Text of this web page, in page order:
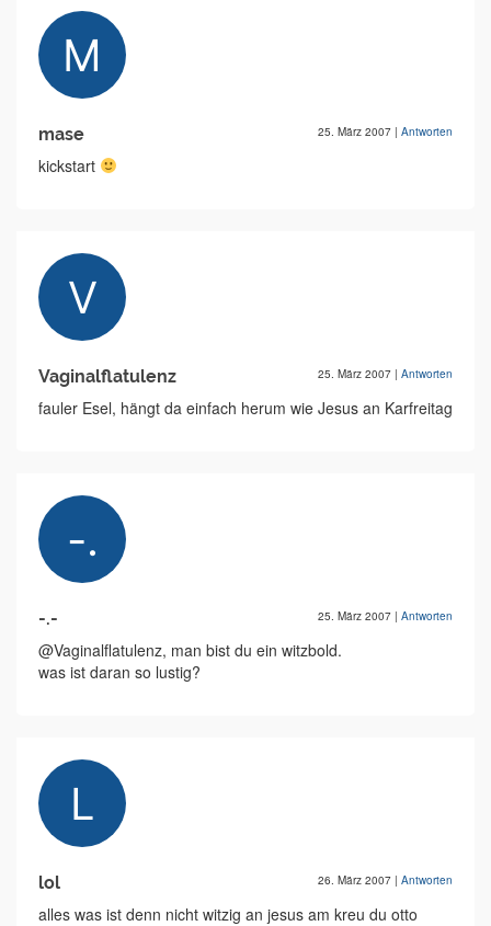
mase 25. März 2007 | Antworten
kickstart
Vaginalflatulenz 25. März 2007 | Antworten
fauler Esel, hängt da einfach herum wie Jesus an Karfreitag
-.- 25. März 2007 | Antworten
@Vaginalflatulenz, man bist du ein witzbold.
was ist daran so lustig?
lol 26. März 2007 | Antworten
alles was ist denn nicht witzig an jesus am kreu du otto